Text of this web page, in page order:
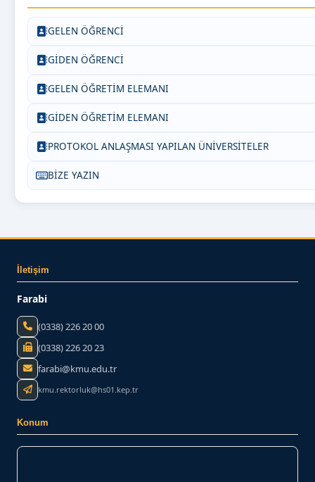
GELEN ÖĞRENCİ
GİDEN ÖĞRENCİ
GELEN ÖĞRETİM ELEMANI
GİDEN ÖĞRETİM ELEMANI
PROTOKOL ANLAŞMASI YAPILAN ÜNİVERSİTELER
BİZE YAZIN
İletişim
Farabi
(0338) 226 20 00
(0338) 226 20 23
farabi@kmu.edu.tr
kmu.rektorluk@hs01.kep.tr
Konum